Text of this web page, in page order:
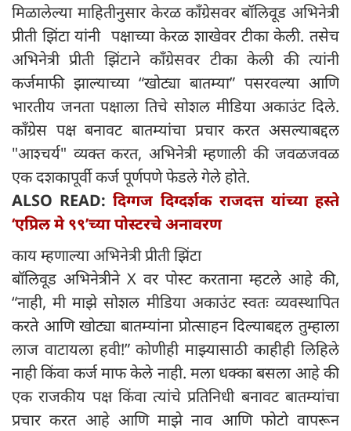
मिळालेल्या माहितीनुसार केरळ काँग्रेसवर बॉलिवूड अभिनेत्री
प्रीती झिंटा यांनी पक्षाच्या केरळ शाखेवर टीका केली. तसेच
अभिनेत्री प्रीती झिंटाने काँग्रेसवर टीका केली की त्यांनी
कर्जमाफी झाल्याच्या “खोट्या बातम्या” पसरवल्या आणि
भारतीय जनता पक्षाला तिचे सोशल मीडिया अकाउंट दिले.
काँग्रेस पक्ष बनावट बातम्यांचा प्रचार करत असल्याबद्दल
"आश्चर्य" व्यक्त करत, अभिनेत्री म्हणाली की जवळजवळ
एक दशकापूर्वी कर्ज पूर्णपणे फेडले गेले होते.
ALSO READ:दिग्गज दिग्दर्शक राजदत्त यांच्या हस्ते
‘एप्रिल मे ९९’च्या पोस्टरचे अनावरण
काय म्हणाल्या अभिनेत्री प्रीती झिंटा
बॉलिवूड अभिनेत्रीने X वर पोस्ट करताना म्हटले आहे की,
“नाही, मी माझे सोशल मीडिया अकाउंट स्वतः व्यवस्थापित
करते आणि खोट्या बातम्यांना प्रोत्साहन दिल्याबद्दल तुम्हाला
लाज वाटायला हवी!” कोणीही माझ्यासाठी काहीही लिहिले
नाही किंवा कर्ज माफ केले नाही. मला धक्का बसला आहे की
एक राजकीय पक्ष किंवा त्यांचे प्रतिनिधी बनावट बातम्यांचा
प्रचार करत आहे आणि माझे नाव आणि फोटो वापरून